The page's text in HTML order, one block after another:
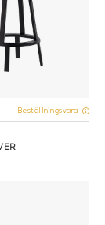
Beställningsvara